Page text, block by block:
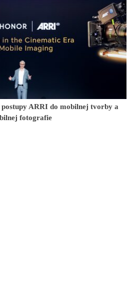
ARRI do mobilnej tvorby a
fotografie